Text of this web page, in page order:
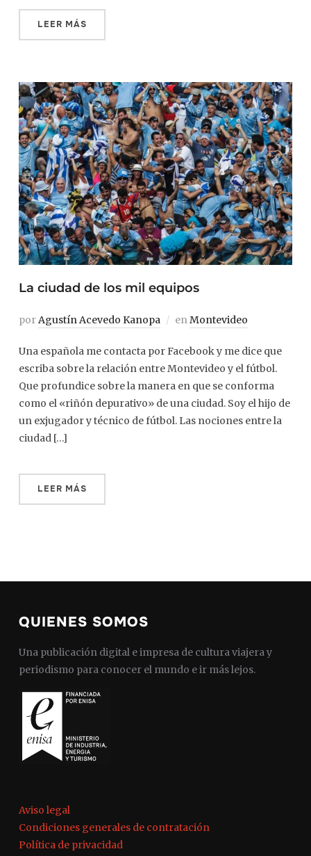
LEER MÁS
La ciudad de los mil equipos
porAgustín Acevedo Kanopa enMontevideo
Una española me contacta por Facebook y me dice que
escriba sobre la relación entre Montevideo y el fútbol.
Que profundice sobre la manera en que se conforma
como el «riñón depurativo» de una ciudad. Soy el hijo de
un exjugador y técnico de fútbol. Las nociones entre la
ciudad […]
LEER MÁS
QUIENES SOMOS
Una publicación digital e impresa de cultura viajera y
periodismo para conocer el mundo e ir más lejos.
Aviso legal
Condiciones generales de contratación
Política de privacidad